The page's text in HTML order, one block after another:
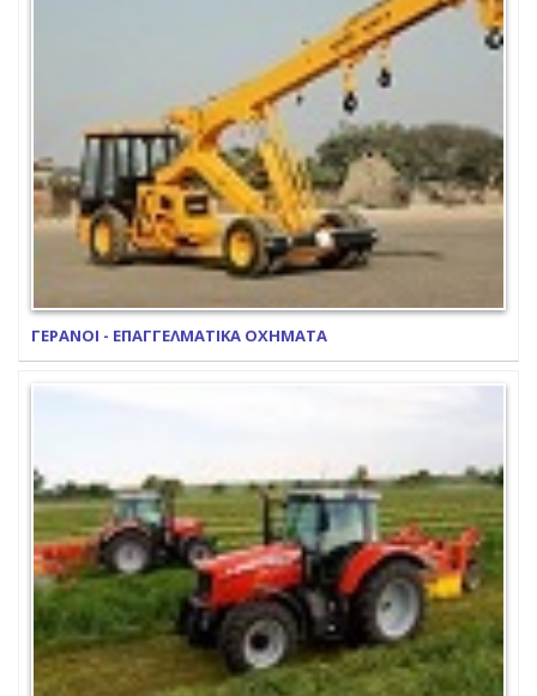
ΓΕΡΑΝΟΙ - ΕΠΑΓΓΕΛΜΑΤΙΚΑ ΟΧΗΜΑΤΑ